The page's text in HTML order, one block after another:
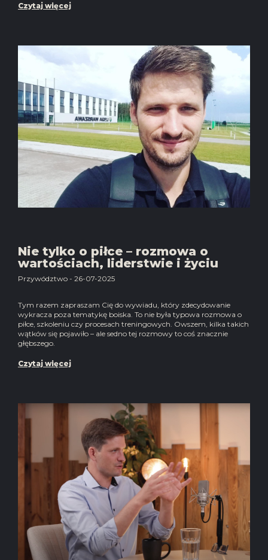
Czytaj więcej
Nie tylko o piłce – rozmowa o
wartościach, liderstwie i życiu
Przywództwo - 26-07-2025
Tym razem zapraszam Cię do wywiadu, który zdecydowanie
wykracza poza tematykę boiska. To nie była typowa rozmowa o
piłce, szkoleniu czy procesach treningowych. Owszem, kilka takich
wątków się pojawiło – ale sedno tej rozmowy to coś znacznie
głębszego.
Czytaj więcej